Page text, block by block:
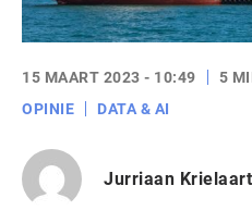
15 MAART 2023 - 10:49
5
OPINIE
DATA & AI
Jurriaan Krielaart